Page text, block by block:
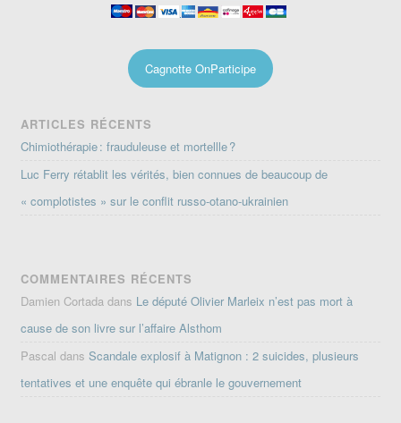
Cagnotte OnParticipe
ARTICLES RÉCENTS
Chimiothérapie : frauduleuse et mortellle ?
Luc Ferry rétablit les vérités, bien connues de beaucoup de
« complotistes » sur le conflit russo-otano-ukrainien
COMMENTAIRES RÉCENTS
Damien Cortada dans Le député Olivier Marleix n’est pas mort à
cause de son livre sur l’affaire Alsthom
Pascal dansScandale explosif à Matignon : 2 suicides, plusieurs
tentatives et une enquête qui ébranle le gouvernement